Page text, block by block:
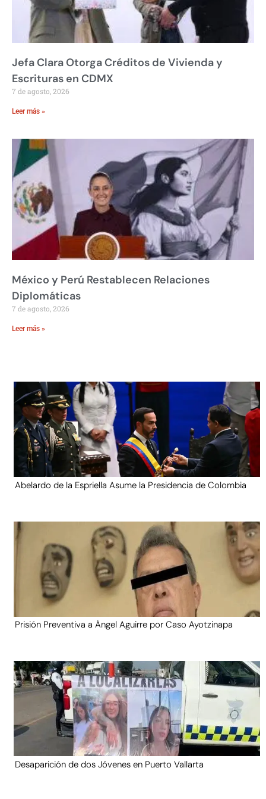
Jefa Clara Otorga Créditos de Vivienda y
Escrituras en CDMX
7 de agosto, 2026
Leer más »
México y Perú Restablecen Relaciones
Diplomáticas
7 de agosto, 2026
Leer más »
Abelardo de la Espriella Asume la Presidencia de Colombia
Prisión Preventiva a Ángel Aguirre por Caso Ayotzinapa
Desaparición de dos Jóvenes en Puerto Vallarta